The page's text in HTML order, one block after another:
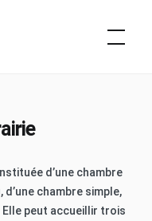
d’une chambre
chambre simple,
Elle peut accueillir trois